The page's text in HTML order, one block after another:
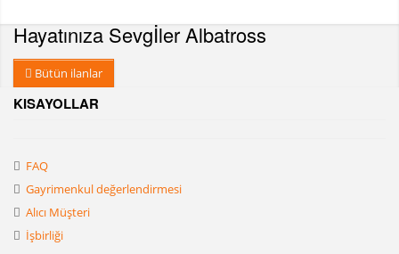
Hayatınıza SevgİlerAlbatross
Bütün ilanlar
KISAYOLLAR
FAQ
Gayrimenkul değerlendirmesi
Alıcı Müşteri
İşbirliği